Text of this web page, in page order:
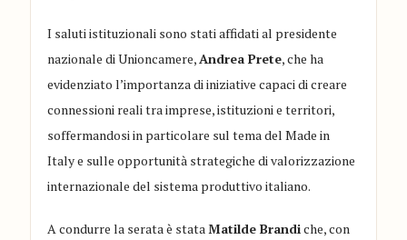
I saluti istituzionali sono stati affidati al presidente
nazionale di Unioncamere, Andrea Prete, che ha
evidenziato l’importanza di iniziative capaci di creare
connessioni reali tra imprese, istituzioni e territori,
soffermandosi in particolare sul tema del Made in
Italy e sulle opportunità strategiche di valorizzazione
internazionale del sistema produttivo italiano.
A condurre la serata è stata Matilde Brandiche, con